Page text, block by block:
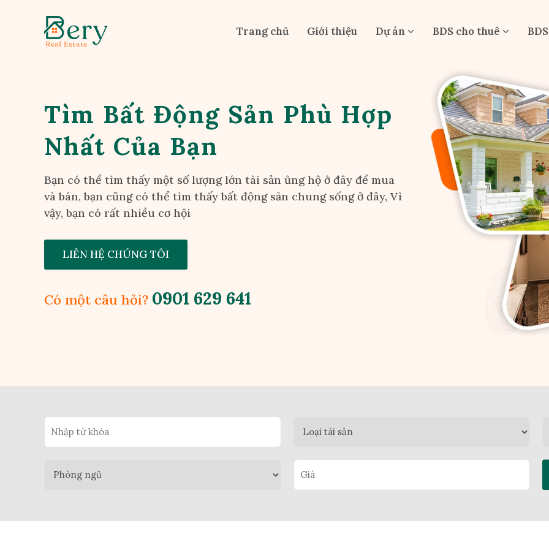
Trang chủ Giới thiệu Dự án BDS cho thuê
Tìm Bất Động Sản Phù Hợp
Nhất Của Bạn
Bạn có thể tìm thấy một số lượng lớn tài sản ủng hộ ở đây để mua
và bán, bạn cũng có thể tìm thấy bất động sản chung sống ở đây, Vì
vậy, bạn có rất nhiều cơ hội
LIÊN HỆ CHÚNG TÔI
Có một câu hỏi? 0901 629 641